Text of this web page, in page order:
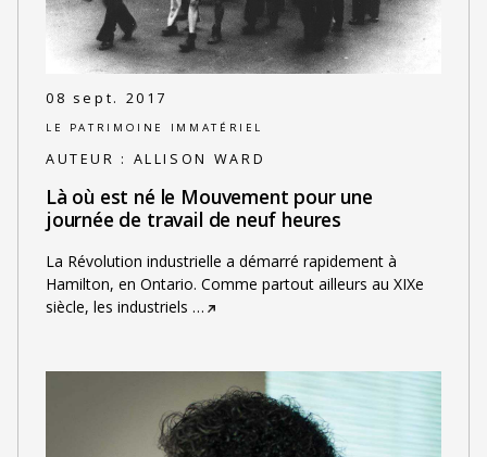
08 sept. 2017
LE PATRIMOINE IMMATÉRIEL
AUTEUR : ALLISON WARD
Là où est né le Mouvement pour une
journée de travail de neuf heures
La Révolution industrielle a démarré rapidement à
Hamilton, en Ontario. Comme partout ailleurs au XIXe
siècle, les industriels …